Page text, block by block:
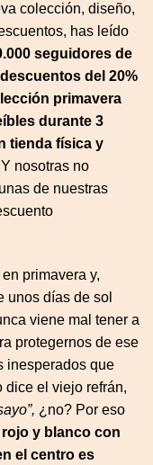
colección, diseño,
has leído
seguidores de
del 20%
primavera
durante 3
tienda física y
Y nosotras no
de nuestras
primavera y,
unos días de sol
viene mal tener a
protegernos de ese
inesperados que
dice el viejo refrán,
¿no? Por eso
y blanco con
el centro es